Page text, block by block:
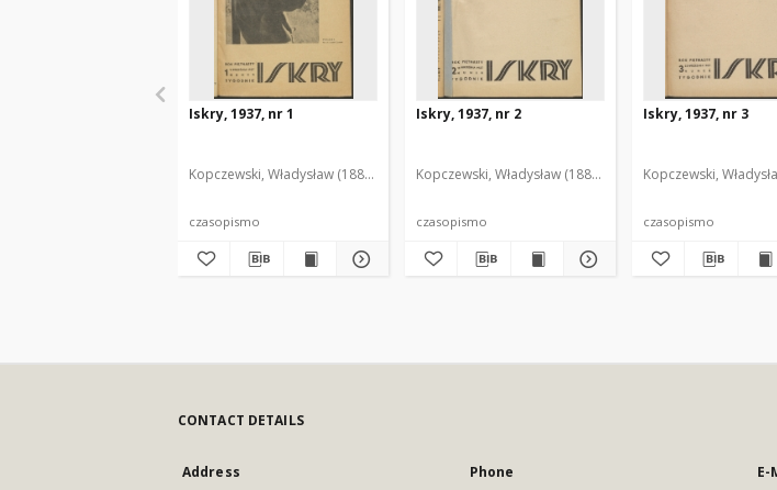
Iskry, 1937, nr 1
Kopczewski, Władysław (1888-1969). Red. i Wyd.
czasopismo
Iskry, 1937, nr 2
Kopczewski, Władysław (1888-1969). Red. i Wyd.
czasopismo
Iskry, 1937, nr 3
Kopczewski,
czasopismo
CONTACT DETAILS
Address Phone E-